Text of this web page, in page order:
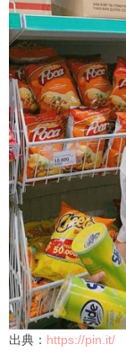
出典： https://pin.it/